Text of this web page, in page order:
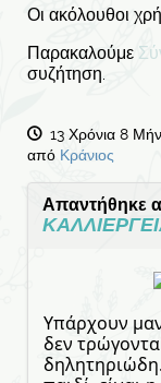
Οι ακόλουθοι
Παρακαλούμε
συζήτηση.
13 Χρόνια 8
από Κράνιος
Απαντήθηκε
Υπάρχουν
δεν